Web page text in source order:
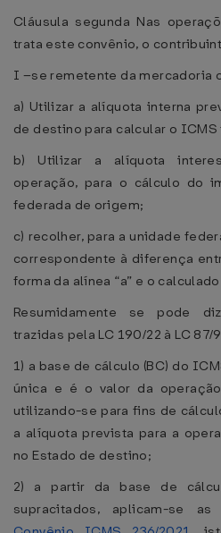
Cláusula segunda Nas
trata este convênio, o
I –se remetente da mercadoria
a) Utilizar a alíquota interna
de destino para calcular o
b) Utilizar a alíquota
operação, para o cálculo do
federada de origem;
c) recolher, para a unidade
correspondente à diferença
forma da alínea “a” e o
Resumidamente se pode
trazidas pela LC 190/22 à LC 87/
1) a base de cálculo (BC) do
única e é o valor da
utilizando-se para fins de
a alíquota prevista para a
no Estado de destino;
2) a partir da base de
supracitados, aplicam-se